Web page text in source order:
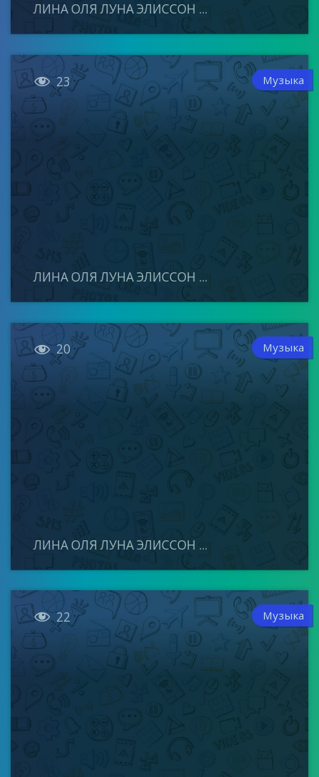
ЛИНА ОЛЯ ЛУНА ЭЛИССОН ...
 23 Музыка
ЛИНА ОЛЯ ЛУНА ЭЛИССОН ...
 20 Музыка
ЛИНА ОЛЯ ЛУНА ЭЛИССОН ...
 22 Музыка